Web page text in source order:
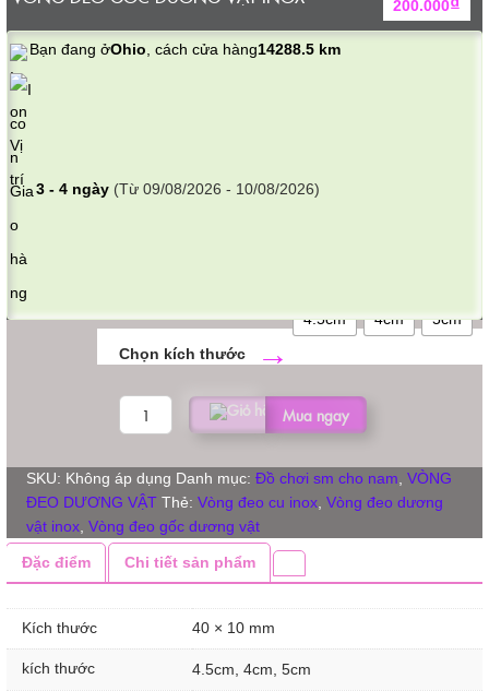
200.000
Bạn đang ởOhio, cách cửa hàng14288.5 km
3 - 4 ngày (Từ 09/08/2026 - 10/08/2026)
kích thước
4.5cm 4cm 5cm
VÒNG
ĐEO
DƯƠNG
VẬT
INOX
số
lượng
Mua ngay
SKU: Không áp dụng Danh mục: Đồ chơi sm cho nam VÒNG
ĐEO DƯƠNG VẬT Thẻ: Vòng đeo cu inox Vòng đeo dương
vật inox Vòng đeo gốc dương vật
Đặc điểm Chi tiết sản phẩm
Kích thước 40 × 10 mm
kích thước 4.5cm, 4cm, 5cm